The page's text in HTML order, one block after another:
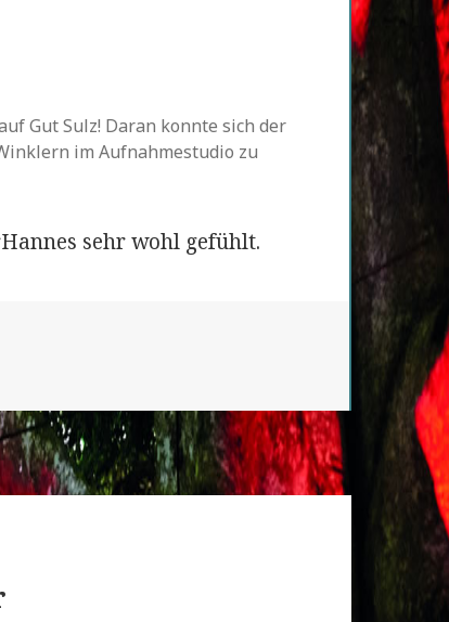
Gut Sulz! Daran konnte sich der
im Aufnahmestudio zu
sehr wohl gefühlt.